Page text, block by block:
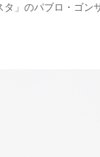
」のパブロ・ゴン